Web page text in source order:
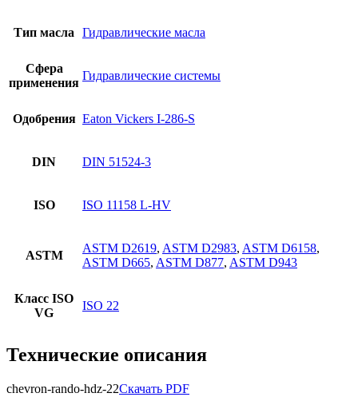
Тип масла Гидравлические масла
Сфера
применения
Гидравлические системы
Одобрения Eaton Vickers I-286-S
DIN DIN 51524-3
ISO ISO 11158 L-HV
ASTM
ASTM D2619, ASTM D2983, ASTM D6158,
ASTM D665, ASTM D877, ASTM D943
Класс ISO
VG
ISO 22
Технические описания
chevron-rando-hdz-22Скачать PDF